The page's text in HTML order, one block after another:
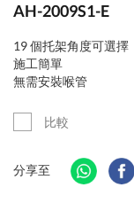
AH-2009S1-E
19 個托架角度可選擇
施工簡單
無需安裝喉管
比較
分享至